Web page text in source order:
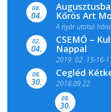
ismét megtelik
08.
04. Kőrös Art
A nyár utolsó
filmkínálattal,
02.
04.
CSEMŐ –
Nappal
2019. 02. 15-16-
Színes és
Csemői Községi
08.
30.
Cegléd
2018.09.22.
08.
30.